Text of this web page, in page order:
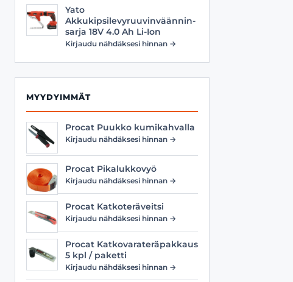
Yato
Akkukipsilevyruuvinväännin-
sarja 18V 4.0 Ah Li-Ion
Kirjaudu nähdäksesi hinnan →
MYYDYIMMÄT
Procat Puukko kumikahvalla
Kirjaudu nähdäksesi hinnan →
Procat Pikalukkovyö
Kirjaudu nähdäksesi hinnan →
Procat Katkoteräveitsi
Kirjaudu nähdäksesi hinnan →
Procat Katkovarateräpakkaus
5 kpl / paketti
Kirjaudu nähdäksesi hinnan →